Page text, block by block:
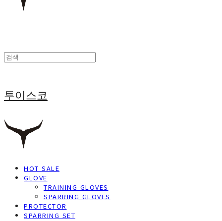
투이스코
HOT SALE
GLOVE
TRAINING GLOVES
SPARRING GLOVES
PROTECTOR
SPARRING SET